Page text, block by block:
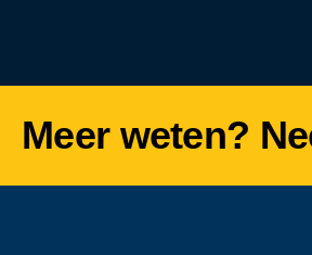
Meer weten?